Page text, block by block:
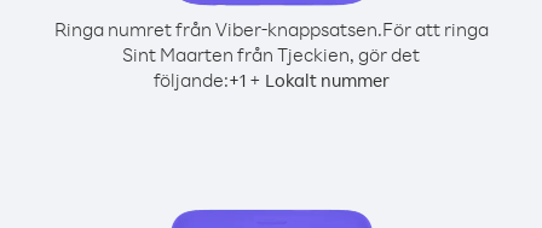
Ringa numret från Viber-knappsatsen.För att ringa
Sint Maarten från Tjeckien, gör det
följande:+1+ Lokalt nummer